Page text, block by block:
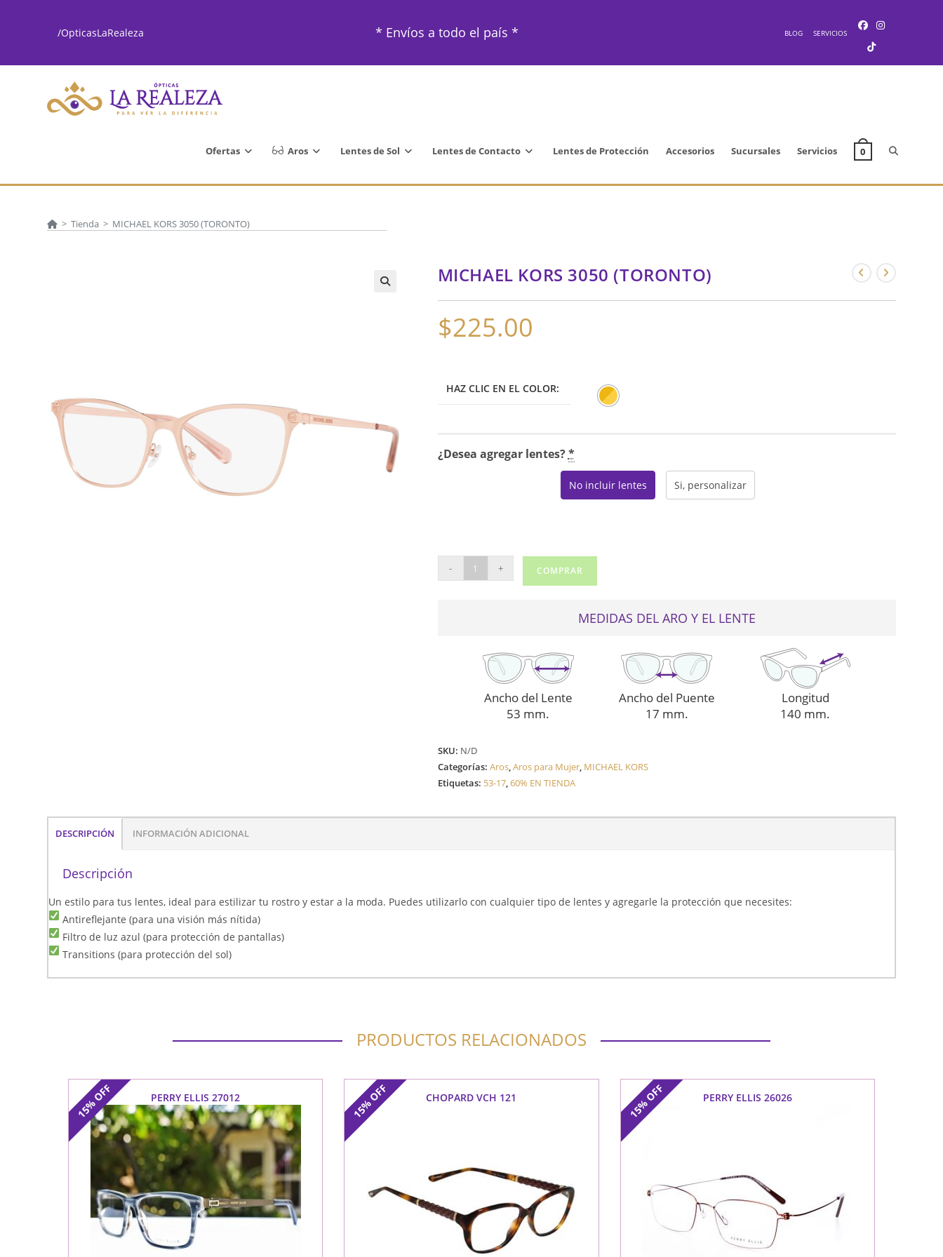
/OpticasLaRealeza * Envíos a todo el país * BLOG SERVICIOS
Ofertas Aros Lentes de Sol Lentes de Contacto Lentes de Protección Accesorios Sucursales Servicios 0 Alternar
la
> Tienda > MICHAEL KORS 3050 (TORONTO)
MICHAEL KORS 3050 (TORONTO)
$225.00
HAZ CLIC EN EL COLOR:
¿Desea agregar lentes?*
No incluir lentes Si, personalizar
MICHAEL
KORS
- + COMPRAR
MEDIDAS DEL ARO Y EL LENTE
Ancho del Lente
53 mm.
Ancho del Puente
17 mm.
Longitud
140 mm.
SKU: N/D
Categorías: Aros,Aros para Mujer, MICHAEL KORS
Etiquetas: 53-17,60% EN TIENDA
DESCRIPCIÓN INFORMACIÓN ADICIONAL
Descripción
Un estilo para tus lentes, ideal para estilizar tu rostro y estar a la moda. Puedes utilizarlo con cualquier tipo de lentes y agregarle la protección que necesites:
Antireflejante (para una visión más nítida)
Filtro de luz azul (para protección de pantallas)
Transitions (para protección del sol)
PRODUCTOS RELACIONADOS
15%
OFF PERRY ELLIS 27012 15%
OFF CHOPARD VCH 121 15%
OFF PERRY ELLIS 26026